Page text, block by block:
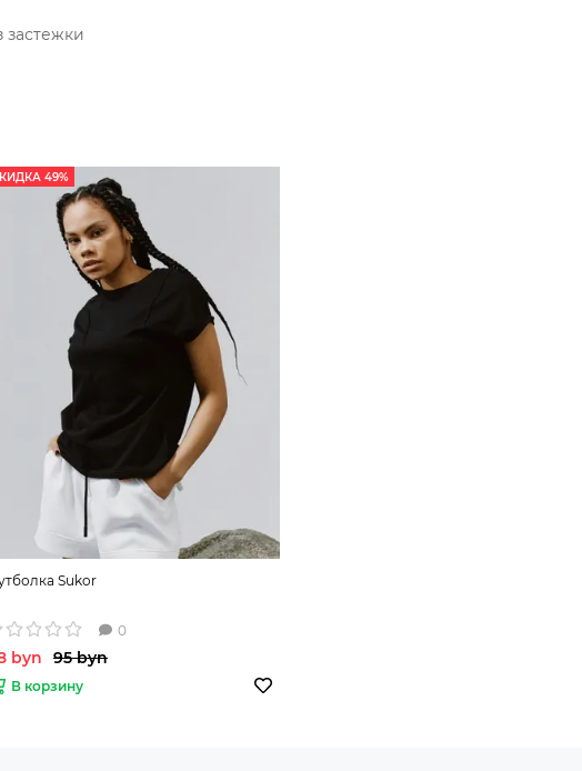
застежки
49%
Sukor
0
byn 95 byn
В корзину